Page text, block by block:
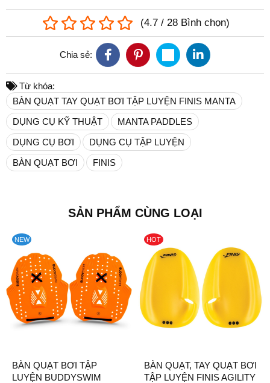
(4.7/ 28 Bình chọn)
Chia sẻ:
Từ khóa:
BÀN QUẠT TAY QUẠT BƠI TẬP LUYỆN FINIS MANTA
DỤNG CỤ KỸ THUẬT
MANTA PADDLES
DỤNG CỤ BƠI
DỤNG CỤ TẬP LUYỆN
BÀN QUẠT BƠI
FINIS
SẢN PHẨM CÙNG LOẠI
NEW
BÀN QUẠT BƠI TẬP
LUYỆN BUDDYSWIM
HOT
BÀN QUẠT, TAY QUẠT BƠI
TẬP LUYỆN FINIS AGILITY